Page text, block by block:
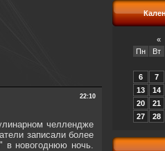
22:10
челлендже
записали более
в новогоднюю ночь.
«
Пн
Вт
6
7
13
14
20
21
27
28